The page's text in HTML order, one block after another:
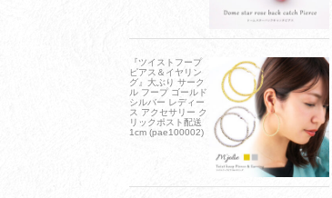
『ツイストフープ
ピアス＆イヤリン
グ』大ぶり サーク
ル フープ ゴールド
シルバー レディー
ス アクセサリー ク
リックポスト配送
1cm (pae100002)